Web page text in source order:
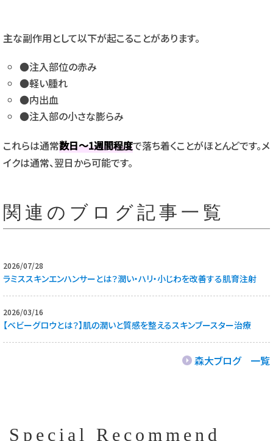
主な副作用として以下が起こることがあります。
●注入部位の赤み
●軽い腫れ
●内出血
●注入部の小さな膨らみ
これらは通常数日〜1週間程度で落ち着くことがほとんどです。メ
イクは通常、翌日から可能です。
関連のブログ記事一覧
2026/07/28
ラミススキンエンハンサーとは？潤い・ハリ・小じわを改善する肌育注射
2026/03/16
【ベビーグロウとは？】肌の潤いと質感を整えるスキンブースター治療
森大ブログ 一覧
Special Recommend